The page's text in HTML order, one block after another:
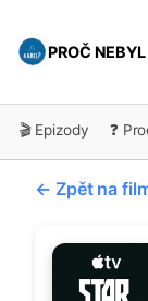
PROČ
🎬 Epizody ❓
← Zpět na